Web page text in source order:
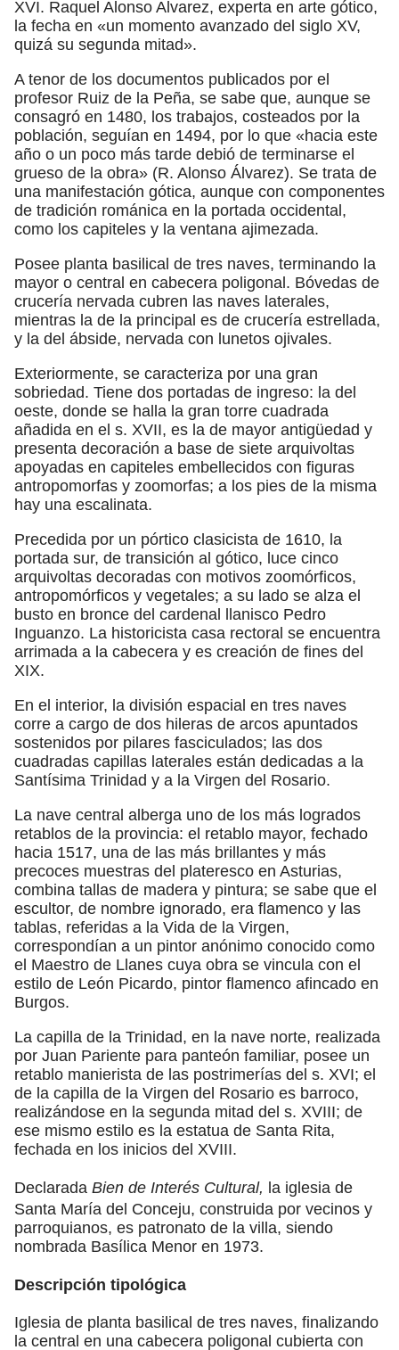
XVI. Raquel Alonso Alvarez, experta en arte gótico,
la fecha en «un momento avanzado del siglo XV,
quizá su segunda mitad».
A tenor de los documentos publicados por el
profesor Ruiz de la Peña, se sabe que, aunque se
consagró en 1480, los trabajos, costeados por la
población, seguían en 1494, por lo que «hacia este
año o un poco más tarde debió de terminarse el
grueso de la obra» (R. Alonso Álvarez). Se trata de
una manifestación gótica, aunque con componentes
de tradición románica en la portada occidental,
como los capiteles y la ventana ajimezada.
Posee planta basilical de tres naves, terminando la
mayor o central en cabecera poligonal. Bóvedas de
crucería nervada cubren las naves laterales,
mientras la de la principal es de crucería estrellada,
y la del ábside, nervada con lunetos ojivales.
Exteriormente, se caracteriza por una gran
sobriedad. Tiene dos portadas de ingreso: la del
oeste, donde se halla la gran torre cuadrada
añadida en el s. XVII, es la de mayor antigüedad y
presenta decoración a base de siete arquivoltas
apoyadas en capiteles embellecidos con figuras
antropomorfas y zoomorfas; a los pies de la misma
hay una escalinata.
Precedida por un pórtico clasicista de 1610, la
portada sur, de transición al gótico, luce cinco
arquivoltas decoradas con motivos zoomórficos,
antropomórficos y vegetales; a su lado se alza el
busto en bronce del cardenal llanisco Pedro
Inguanzo. La historicista casa rectoral se encuentra
arrimada a la cabecera y es creación de fines del
XIX.
En el interior, la división espacial en tres naves
corre a cargo de dos hileras de arcos apuntados
sostenidos por pilares fasciculados; las dos
cuadradas capillas laterales están dedicadas a la
Santísima Trinidad y a la Virgen del Rosario.
La nave central alberga uno de los más logrados
retablos de la provincia: el retablo mayor, fechado
hacia 1517, una de las más brillantes y más
precoces muestras del plateresco en Asturias,
combina tallas de madera y pintura; se sabe que el
escultor, de nombre ignorado, era flamenco y las
tablas, referidas a la Vida de la Virgen,
correspondían a un pintor anónimo conocido como
el Maestro de Llanes cuya obra se vincula con el
estilo de León Picardo, pintor flamenco afincado en
Burgos.
La capilla de la Trinidad, en la nave norte, realizada
por Juan Pariente para panteón familiar, posee un
retablo manierista de las postrimerías del s. XVI; el
de la capilla de la Virgen del Rosario es barroco,
realizándose en la segunda mitad del s. XVIII; de
ese mismo estilo es la estatua de Santa Rita,
fechada en los inicios del XVIII.
Declarada Bien de Interés Cultural, la iglesia de
Santa María del Conceju, construida por vecinos y
parroquianos, es patronato de la villa, siendo
nombrada Basílica Menor en 1973.
Descripción tipológica
Iglesia de planta basilical de tres naves, finalizando
la central en una cabecera poligonal cubierta con